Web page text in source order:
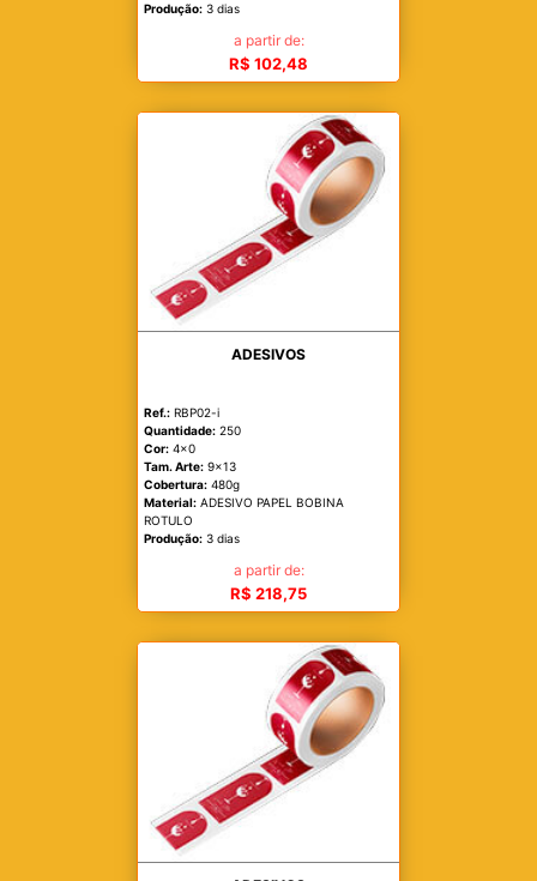
Produção: 3 dias
a partir de:
R$ 102,48
ADESIVOS
Ref.: RBP02-i
Quantidade: 250
Cor: 4x0
Tam. Arte: 9x13
Cobertura: 480g
Material: ADESIVO PAPEL BOBINA
ROTULO
Produção: 3 dias
a partir de:
R$ 218,75